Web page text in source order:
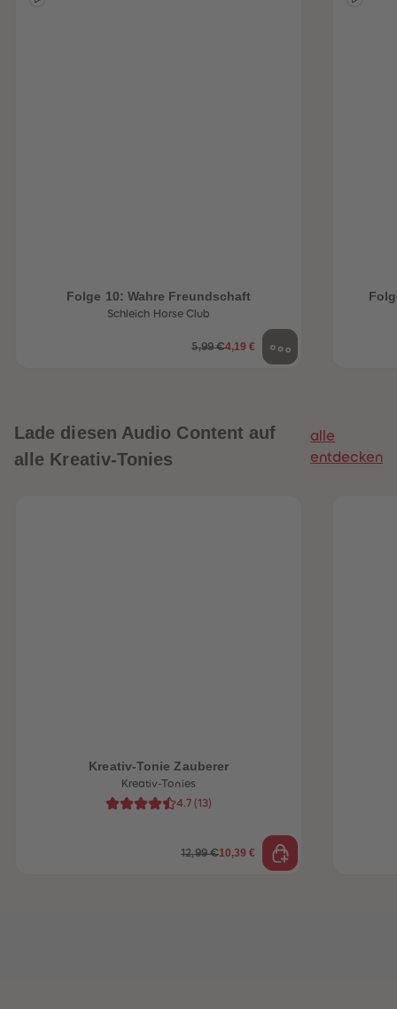
Folge 10: Wahre Freundschaft
Schleich Horse Club
5,99 €4,19 €
Lade diesen Audio Content auf
alle Kreativ-Tonies
alle
entdecken
Kreativ-Tonie Zauberer
Kreativ-Tonies
4.7 (13)
12,99 €10,39 €